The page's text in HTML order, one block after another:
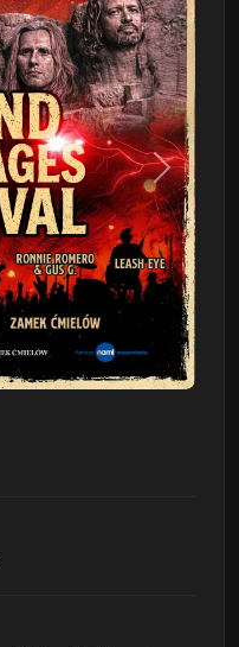
Następny